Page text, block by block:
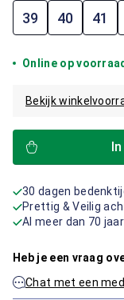
39 40 41
Online op voorraad
Bekijk
30 dagen
Prettig & Veilig
Al meer dan 70
Heb je een vraag
Chat met een